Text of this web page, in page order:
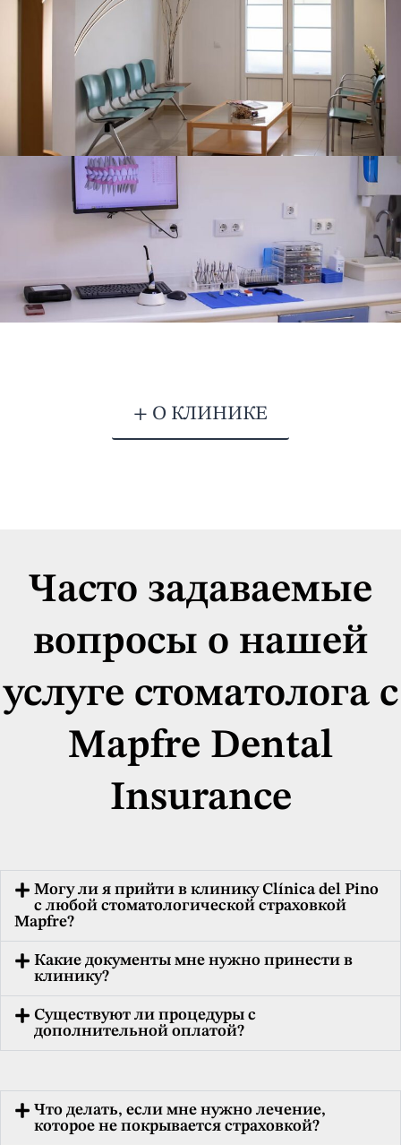
+ О КЛИНИКЕ
Часто задаваемые
вопросы о нашей
услуге стоматолога с
Mapfre Dental
Insurance
Могу ли я прийти в клинику Clínica del Pino
с любой стоматологической страховкой
Mapfre?
Какие документы мне нужно принести в
клинику?
Существуют ли процедуры с
дополнительной оплатой?
Что делать, если мне нужно лечение,
которое не покрывается страховкой?